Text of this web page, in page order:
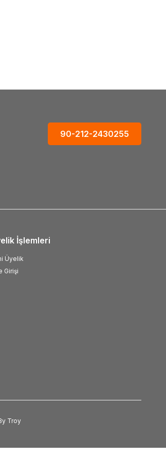
90-212-2430255
İşlemleri
Üyelik
Girişi